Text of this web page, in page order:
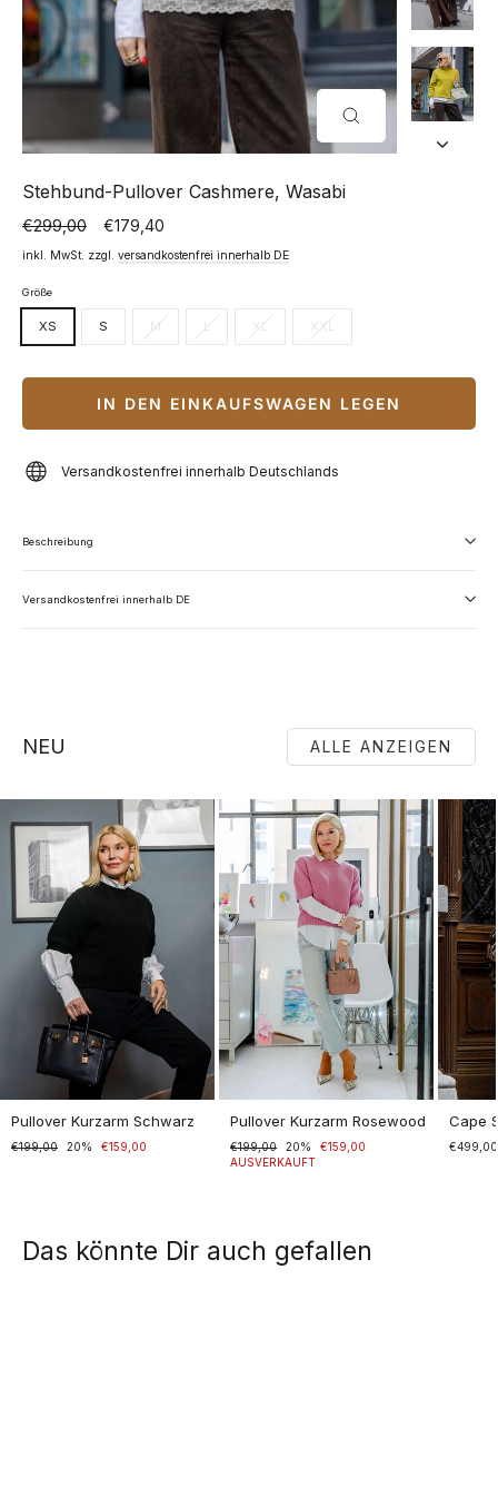
ESC)
Stehbund-Pullover Cashmere, Wasabi
Normaler
Preis
€299,00
Sonderpreis €179,40
inkl. MwSt. zzgl. versandkostenfrei innerhalb DE
Größe
XS S M L XL XXL
IN DEN EINKAUFSWAGEN LEGEN
Versandkostenfrei innerhalb Deutschlands
Beschreibung
Versandkostenfrei innerhalb DE
NEU ALLE ANZEIGEN
Pullover Kurzarm Schwarz
Normaler
€199,00
Sonderpreis20% €159,00
Pullover Kurzarm Rosewood
Normaler
Preis
€199,00
Sonderpreis20%
€159,00
AUSVERKAUFT
Cape
€499,00
Das könnte Dir auch gefallen